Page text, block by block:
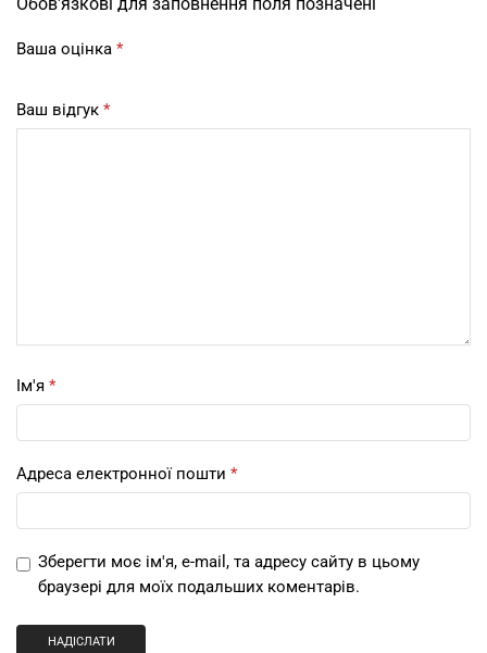
Обов'язкові для заповнення поля позначені
Ваша оцінка *
Ваш відгук *
Ім'я *
Адреса електронної пошти *
Зберегти моє ім'я, e-mail, та адресу сайту в цьому
браузері для моїх подальших коментарів.